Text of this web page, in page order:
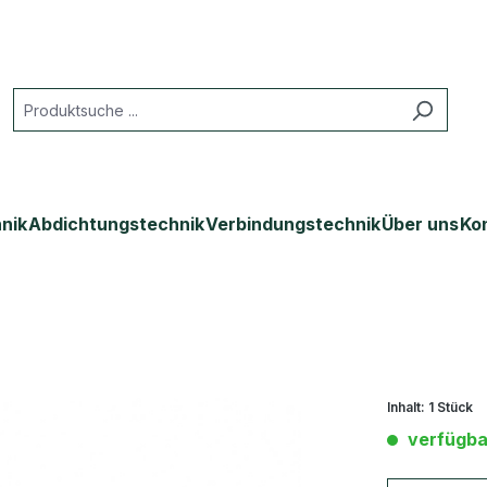
AbdichtungstechnikVerbindungstechnikÜber uns
Inhalt: 1 Stück